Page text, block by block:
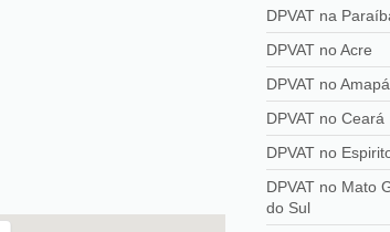
DPVAT na
DPVAT no Acre
DPVAT no Amapá
DPVAT no Ceará
DPVAT no
DPVAT no Mato
do Sul